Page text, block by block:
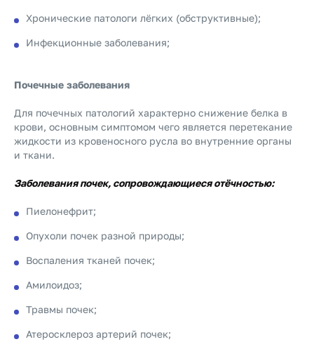
Хронические патологи лёгких (обструктивные);
Инфекционные заболевания;
Почечные заболевания
Для почечных патологий характерно снижение белка в
крови, основным симптомом чего является перетекание
жидкости из кровеносного русла во внутренние органы
и ткани.
Заболевания почек, сопровождающиеся отёчностью:
Пиелонефрит;
Опухоли почек разной природы;
Воспаления тканей почек;
Амилоидоз;
Травмы почек;
Атеросклероз артерий почек;